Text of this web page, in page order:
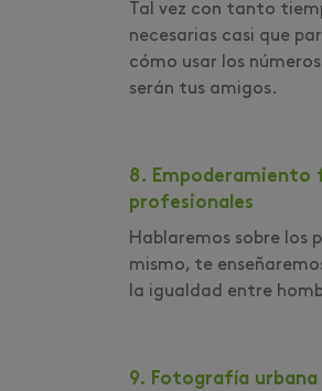
Tal vez con tanto
necesarias casi que
cómo usar los
serán tus amigos.
8. Empoderamiento
profesionales
Hablaremos sobre los
mismo, te
la igualdad entre
9. Fotografía